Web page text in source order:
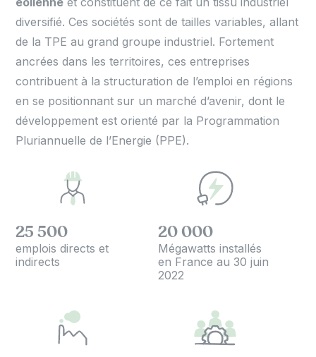
diversifié. Ces sociétés sont de tailles variables, allant
de la TPE au grand groupe industriel. Fortement
ancrées dans les territoires, ces entreprises
contribuent à la structuration de l’emploi en régions
en se positionnant sur un marché d’avenir, dont le
développement est orienté par la Programmation
Pluriannuelle de l’Energie (PPE).
25 500
emplois directs et
indirects
20 000
Mégawatts installés
en France au 30 juin
2022